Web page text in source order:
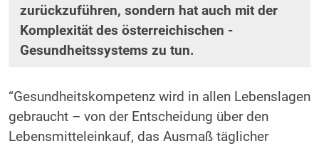
zurückzuführen, sondern hat auch mit der
Komplexität des österreichischen ­
Gesundheitssystems zu tun.
“Gesundheitskompetenz wird in allen Lebenslagen
gebraucht – von der Entscheidung über den
Lebensmitteleinkauf, das Ausmaß täglicher